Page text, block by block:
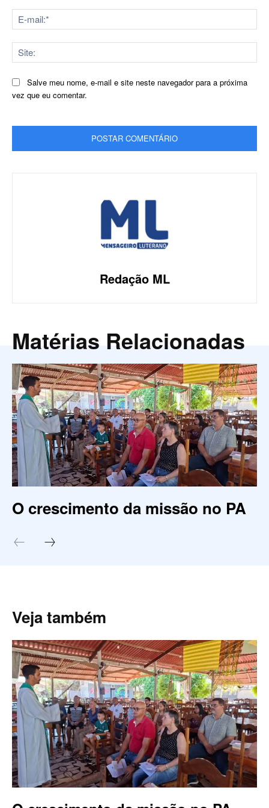
Salve meu nome, e-mail e site neste navegador para a próxima
vez que eu comentar.
Redação ML
Matérias Relacionadas
O crescimento da missão no PA
Veja também